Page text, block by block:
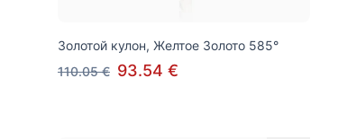
Золотой кулон, Желтое Золото 585°
110.05 € 93.54 €